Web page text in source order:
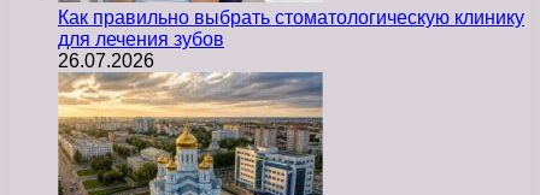
Как правильно выбрать стоматологическую клинику
для лечения зубов
26.07.2026